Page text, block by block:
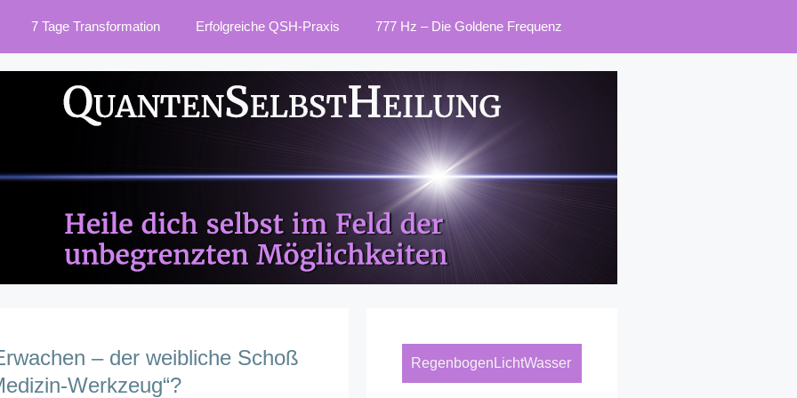
7 Tage Transformation Erfolgreiche QSH-Praxis 777 Hz – Die Goldene Frequenz
– der weibliche Schoß
Werkzeug“?
RegenbogenLichtWasser